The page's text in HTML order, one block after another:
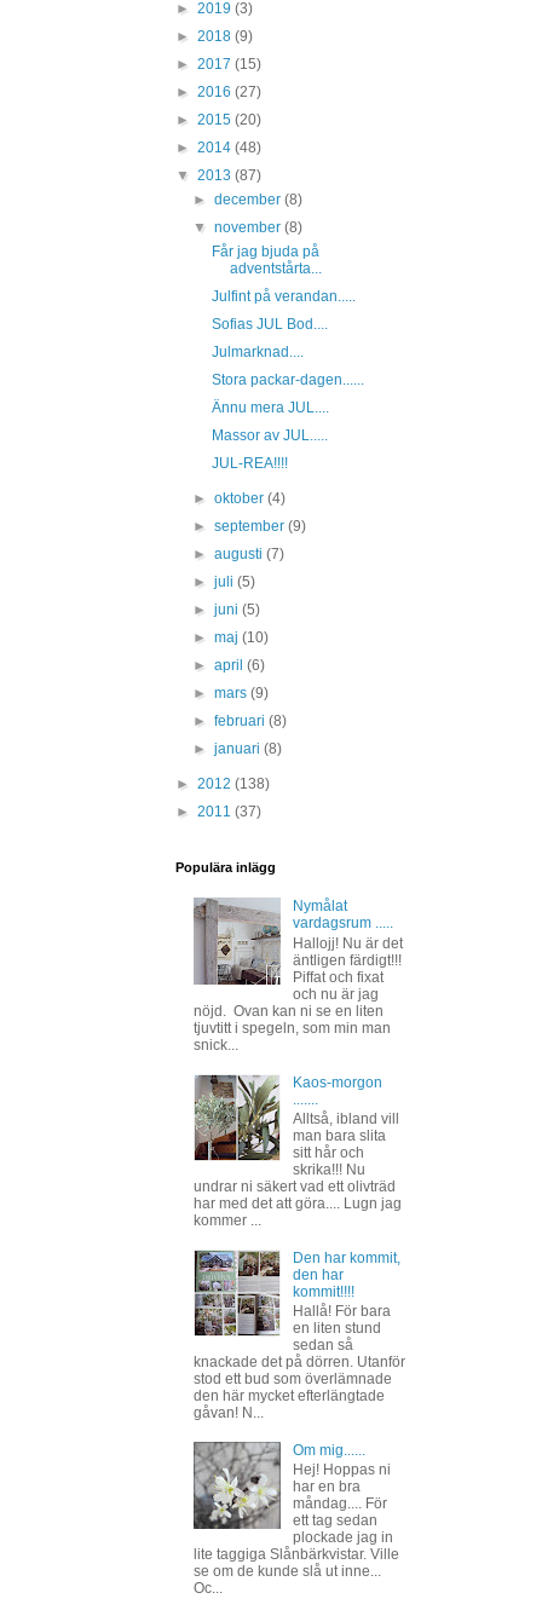
► 2019 (3)
► 2018 (9)
► 2017 (15)
► 2016 (27)
► 2015 (20)
► 2014 (48)
▼ 2013 (87)
►december(8)
▼november(8)
Får jag bjuda på
adventstårta...
Julfint på verandan.....
Sofias JUL Bod....
Julmarknad....
Stora packar-dagen......
Ännu mera JUL....
Massor av JUL.....
JUL-REA!!!!
►oktober(4)
►september(9)
►augusti(7)
►juli(5)
►juni(5)
►maj(10)
►april(6)
►mars(9)
►februari(8)
►januari(8)
► 2012 (138)
► 2011 (37)
Populära inlägg
Nymålat
vardagsrum .....
Hallojj! Nu är det
äntligen färdigt!!!
Piffat och fixat
och nu är jag
nöjd. Ovan kan ni se en liten
tjuvtitt i spegeln, som min man
snick...
Kaos-morgon
Alltså, ibland vill
man bara slita
sitt hår och
skrika!!! Nu
undrar ni säkert vad ett olivträd
har med det att göra.... Lugn jag
kommer ...
Den har kommit,
den har
kommit!!!!
Hallå! För bara
en liten stund
sedan så
knackade det på dörren. Utanför
stod ett bud som överlämnade
den här mycket efterlängtade
gåvan! N...
Om mig......
Hej! Hoppas ni
har en bra
måndag.... För
ett tag sedan
plockade jag in
lite taggiga Slånbärkvistar. Ville
se om de kunde slå ut inne...
Oc...